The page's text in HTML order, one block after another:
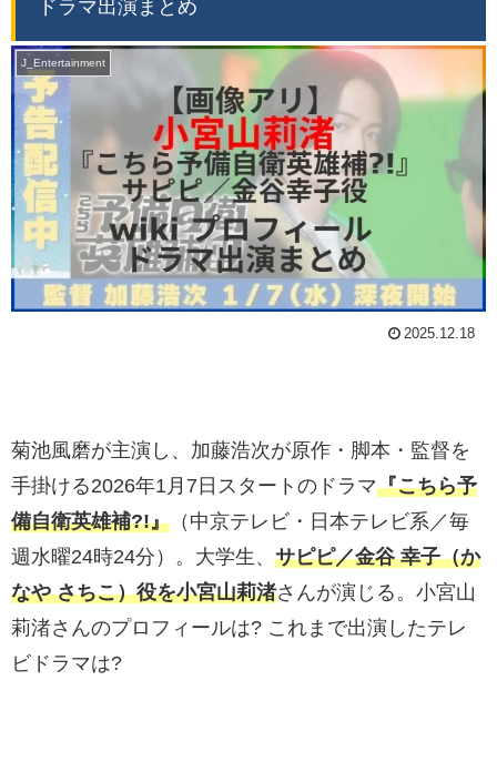
ドラマ出演まとめ
J_Entertainment
2025.12.18
菊池風磨が主演し、加藤浩次が原作・脚本・監督を
手掛ける2026年1月7日スタートのドラマ『こちら予
備自衛英雄補?!』 （中京テレビ・日本テレビ系／毎
週水曜24時24分）。大学生、 サピピ／金谷 幸子（か
なや さちこ）役を小宮山莉渚さんが演じる。小宮山
莉渚さんのプロフィールは? これまで出演したテレ
ビドラマは?